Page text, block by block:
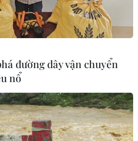
tiêu giảm phát
năm 2030
các đảo miền
bay Okinawa
đường dây vận chuyển
nổ